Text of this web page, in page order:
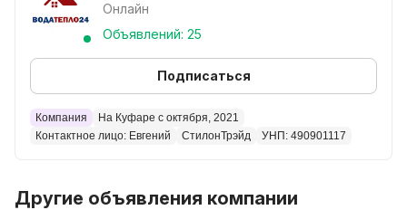
Цена 80 мкм - 2,10 руб. за 1 м.п.
Рулоны идут по 50 метров в бухте.
Звоните или пишите по любым вопросам!
Всё подробно расскажем!
Онлайн
Объявлений: 25
Подписаться
Компания
На Куфаре с октября, 2021
Контактное лицо: Евгений
СтилонТрэйд УНП: 490901117
Другие объявления компании